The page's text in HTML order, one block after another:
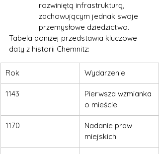
rozwiniętą infrastrukturą,
zachowującym jednak swoje
przemysłowe dziedzictwo.
Tabela poniżej przedstawia kluczowe
daty z historii Chemnitz:
Rok Wydarzenie
1143
Pierwsza wzmianka
o mieście
1170
Nadanie praw
miejskich